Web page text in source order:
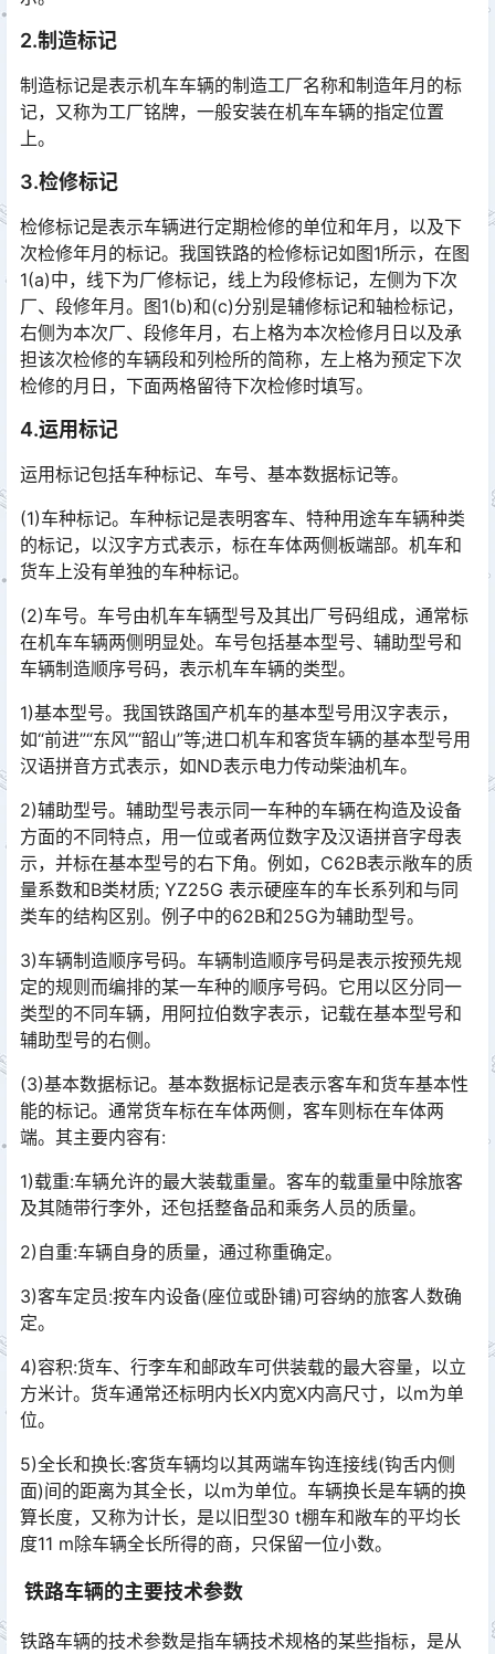
2.制造标记
制造标记是表示机车车辆的制造工厂名称和制造年月的标
记，又称为工厂铭牌，一般安装在机车车辆的指定位置
上。
3.检修标记
检修标记是表示车辆进行定期检修的单位和年月，以及下
次检修年月的标记。我国铁路的检修标记如图1所示，在图
1(a)中，线下为厂修标记，线上为段修标记，左侧为下次
厂、段修年月。图1(b)和(c)分别是辅修标记和轴检标记，
右侧为本次厂、段修年月，右上格为本次检修月日以及承
担该次检修的车辆段和列检所的简称，左上格为预定下次
检修的月日，下面两格留待下次检修时填写。󠅅󠅃󠄵󠅂󠄪󠇖󠆨󠆨󠇕󠆞󠆒󠅬󠇘󠆭󠆘󠇙󠆝󠅵󠇗󠆭󠆁󠄐󠇗󠅹󠅸󠇖󠆍󠅳󠇖󠅹󠅰󠇖󠆌󠅹
4.运用标记
运用标记包括车种标记、车号、基本数据标记等。
(1)车种标记。车种标记是表明客车、特种用途车车辆种类
的标记，以汉字方式表示，标在车体两侧板端部。机车和
货车上没有单独的车种标记。
(2)车号。车号由机车车辆型号及其出厂号码组成，通常标
在机车车辆两侧明显处。车号包括基本型号、辅助型号和
车辆制造顺序号码，表示机车车辆的类型。
1)基本型号。我国铁路国产机车的基本型号用汉字表示，
如“前进”“东风”“韶山”等;进口机车和客货车辆的基本型号用
汉语拼音方式表示，如ND表示电力传动柴油机车。
2)辅助型号。辅助型号表示同一车种的车辆在构造及设备
方面的不同特点，用一位或者两位数字及汉语拼音字母表
示，并标在基本型号的右下角。例如，C62B表示敞车的质
量系数和B类材质; YZ25G 表示硬座车的车长系列和与同
类车的结构区别。例子中的62B和25G为辅助型号。󠅅󠅃󠄵󠅂󠄪󠇖󠆨󠆨󠇕󠆞󠆒󠅬󠇘󠆭󠆘󠇙󠆝󠅵󠇗󠆭󠆁󠄐󠇗󠅹󠅸󠇖󠆍󠅳󠇖󠅹󠅰󠇖󠆌󠅹
3)车辆制造顺序号码。车辆制造顺序号码是表示按预先规
定的规则而编排的某一车种的顺序号码。它用以区分同一
类型的不同车辆，用阿拉伯数字表示，记载在基本型号和
辅助型号的右侧。󠅅󠅃󠄵󠅂󠄪󠇖󠆨󠆨󠇕󠆞󠆒󠅬󠇘󠆭󠆘󠇙󠆝󠅵󠇗󠆭󠆁󠄐󠇗󠅹󠅸󠇖󠆍󠅳󠇖󠅹󠅰󠇖󠆌󠅹
(3)基本数据标记。基本数据标记是表示客车和货车基本性
能的标记。通常货车标在车体两侧，客车则标在车体两
端。其主要内容有:
1)载重:车辆允许的最大装载重量。客车的载重量中除旅客
及其随带行李外，还包括整备品和乘务人员的质量。
2)自重:车辆自身的质量，通过称重确定。
3)客车定员:按车内设备(座位或卧铺)可容纳的旅客人数确
定。
4)容积:货车、行李车和邮政车可供装载的最大容量，以立
方米计。货车通常还标明内长X内宽X内高尺寸，以m为单
位。
5)全长和换长:客货车辆均以其两端车钩连接线(钩舌内侧
面)间的距离为其全长，以m为单位。车辆换长是车辆的换
算长度，又称为计长，是以旧型30 t棚车和敞车的平均长
度11 m除车辆全长所得的商，只保留一位小数。󠅅󠅃󠄵󠅂󠄪󠇖󠆨󠆨󠇕󠆞󠆒󠅬󠇘󠆭󠆘󠇙󠆝󠅵󠇗󠆭󠆁󠄐󠇗󠅹󠅸󠇖󠆍󠅳󠇖󠅹󠅰󠇖󠆌󠅹
铁路车辆的主要技术参数
铁路车辆的技术参数是指车辆技术规格的某些指标，是从